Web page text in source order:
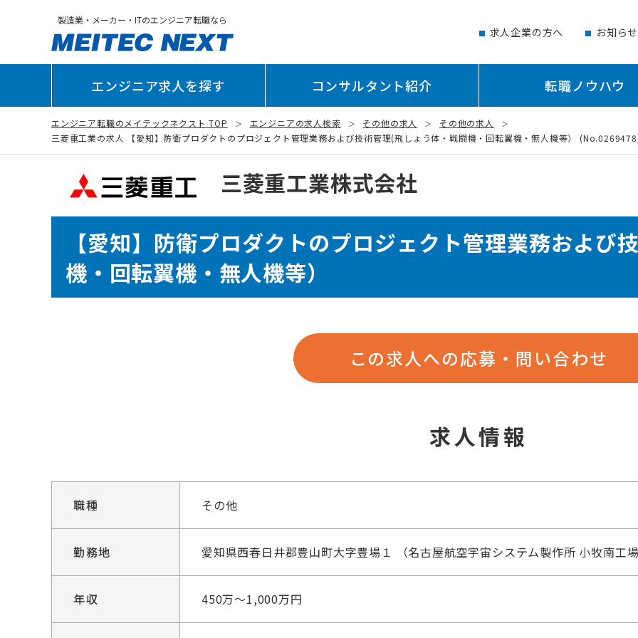
製造業・メーカー・ITのエンジニア転職なら
求人企業の方へ お知らせ
エンジニア求人を探す コンサルタント紹介 転職ノウハウ
エンジニア転職のメイテックネクスト TOP エンジニアの求人検索 その他の求人
その他の求人
三菱重工業の求人 【愛知】防衛プロダクトのプロジェクト管理業務および技術管理(飛しょう体・戦闘機・回転翼機・無人機等）
三菱重工業株式会社
【愛知】防衛プロダクトのプロジェクト管理業務および
機・回転翼機・無人機等）
この求人への応募・問い合わせ
求人情報
職種 その他
勤務地 愛知県西春日井郡豊山町大字豊場１ （名古屋航空宇宙システム製作所 小牧南工
年収 450万～1,000万円